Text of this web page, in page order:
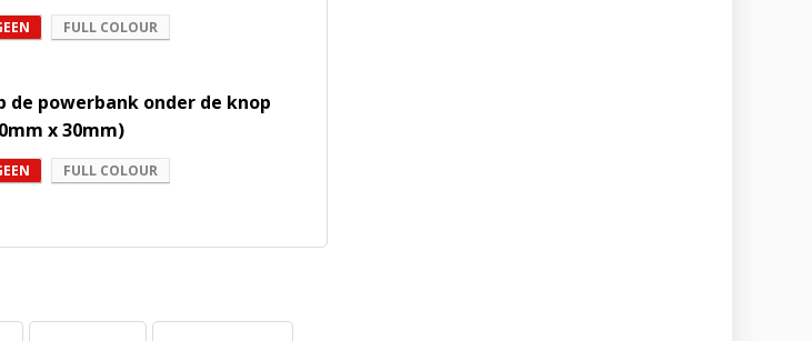
FULL COLOUR
de powerbank onder de knop
x 30mm)
FULL COLOUR